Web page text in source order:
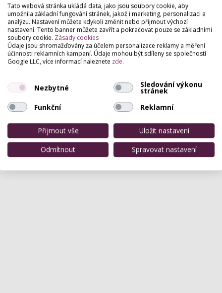
Hodnocení salónu
Pro přidání hodnocení sepřihlašte
Zatím zde není žádné hodnocení.
Tato webová stránka ukládá data, jako jsou soubory cookie, aby
umožnila základní fungování stránek, jakož i marketing, personalizaci a
analýzu. Nastavení můžete kdykoli změnit nebo přijmout výchozí
nastavení. Tento banner můžete zavřít a pokračovat pouze se základními
soubory cookie. Zásady cookies
Údaje jsou shromažďovány za účelem personalizace reklamy a měření
účinnosti reklamních kampaní. Údaje mohou být sdíleny se společností
Google LLC, více informací naleznete zde.
Nezbytné Sledování výkonu
stránek
Funkční
Reklamní
Přijmout vše
Uložit nastavení
Odmítnout
Spravovat nastavení